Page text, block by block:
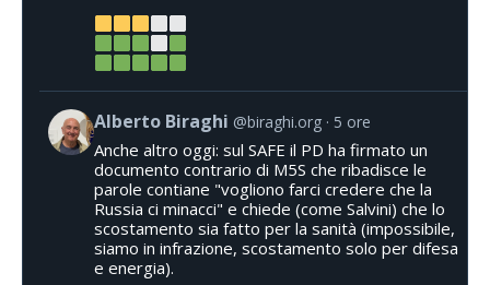
Alberto Biraghi @biraghi.org 5 ore
Anche altro oggi: sul SAFE il PD ha firmato un
documento contrario di M5S che ribadisce le
parole contiane "vogliono farci credere che la
Russia ci minacci" e chiede (come Salvini) che lo
scostamento sia fatto per la sanità (impossibile,
siamo in infrazione, scostamento solo per difesa
e energia).